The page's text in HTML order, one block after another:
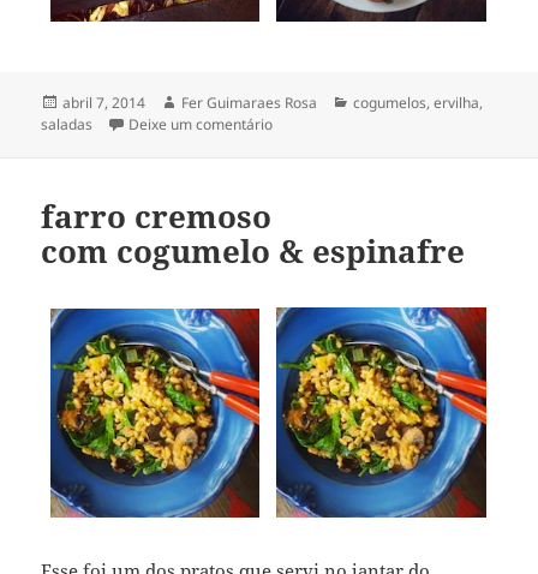
Publicado
em
abril 7, 2014 Autor
Fer Guimaraes Rosa Categorias
cogumelos,ervilha,
saladas
Deixe um comentárioem salada de ramas de ervilha
farro cremoso
com cogumelo & espinafre